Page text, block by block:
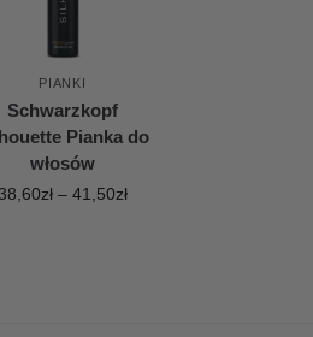
PIANKI
Schwarzkopf
Pianka do
włosów
zł – 41,50zł